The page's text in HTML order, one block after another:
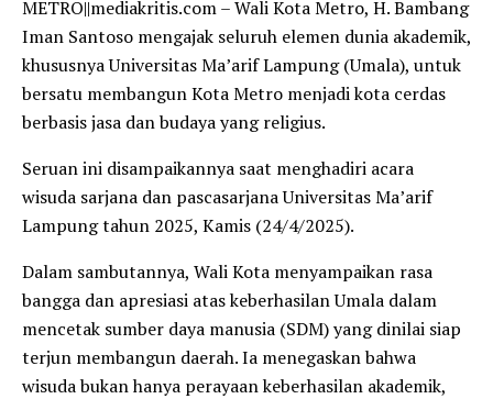
METRO||mediakritis.com – Wali Kota Metro, H. Bambang
Iman Santoso mengajak seluruh elemen dunia akademik,
khususnya Universitas Ma’arif Lampung (Umala), untuk
bersatu membangun Kota Metro menjadi kota cerdas
berbasis jasa dan budaya yang religius.
Seruan ini disampaikannya saat menghadiri acara
wisuda sarjana dan pascasarjana Universitas Ma’arif
Lampung tahun 2025, Kamis (24/4/2025).
Dalam sambutannya, Wali Kota menyampaikan rasa
bangga dan apresiasi atas keberhasilan Umala dalam
mencetak sumber daya manusia (SDM) yang dinilai siap
terjun membangun daerah. Ia menegaskan bahwa
wisuda bukan hanya perayaan keberhasilan akademik,